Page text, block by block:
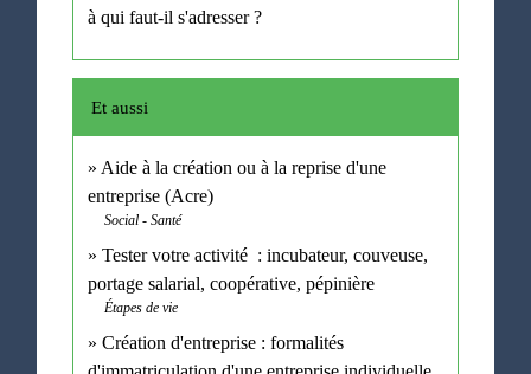
à qui faut-il s'adresser ?
Et aussi
Aide à la création ou à la reprise d'une
entreprise (Acre)
Social - Santé
Tester votre activité : incubateur, couveuse,
portage salarial, coopérative, pépinière
Étapes de vie
Création d'entreprise : formalités